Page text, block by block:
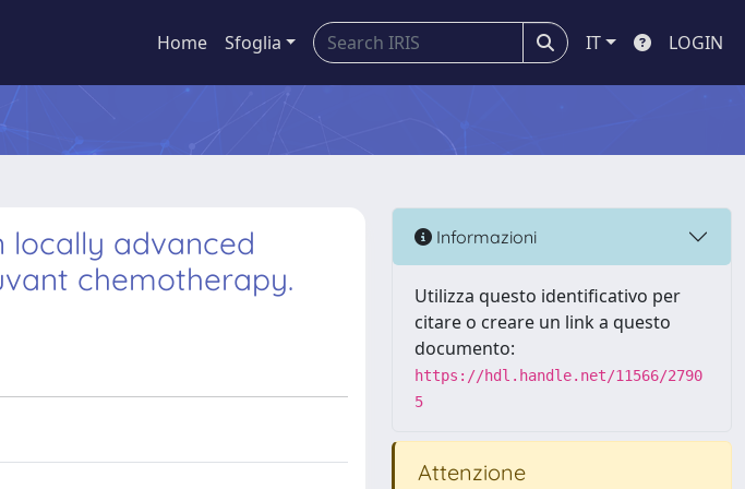
Home Sfoglia IT LOGIN
locally advanced
chemotherapy.
Informazioni
Utilizza questo identificativo per
citare o creare un link a questo
documento:
https://hdl.handle.net/11566/2790
5
Attenzione